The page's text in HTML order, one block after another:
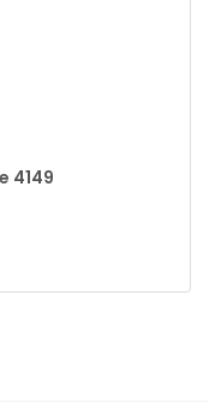
4149